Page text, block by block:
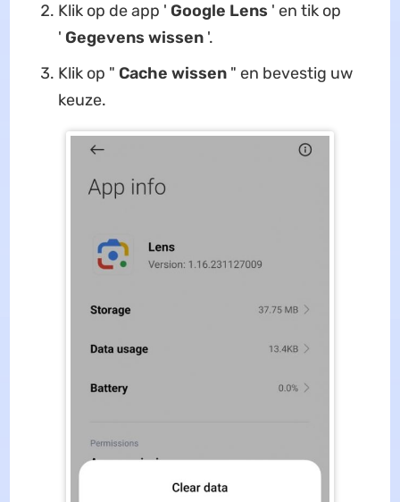
Klik op de app ' Google Lens ' en tik op
' Gegevens wissen'.
Klik op " Cache wissen" en bevestig uw
keuze.